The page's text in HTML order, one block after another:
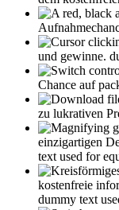
und gewinne.
Chance auf
zu lukrativen
einzigartigen
text used for
kostenfreie
dummy text